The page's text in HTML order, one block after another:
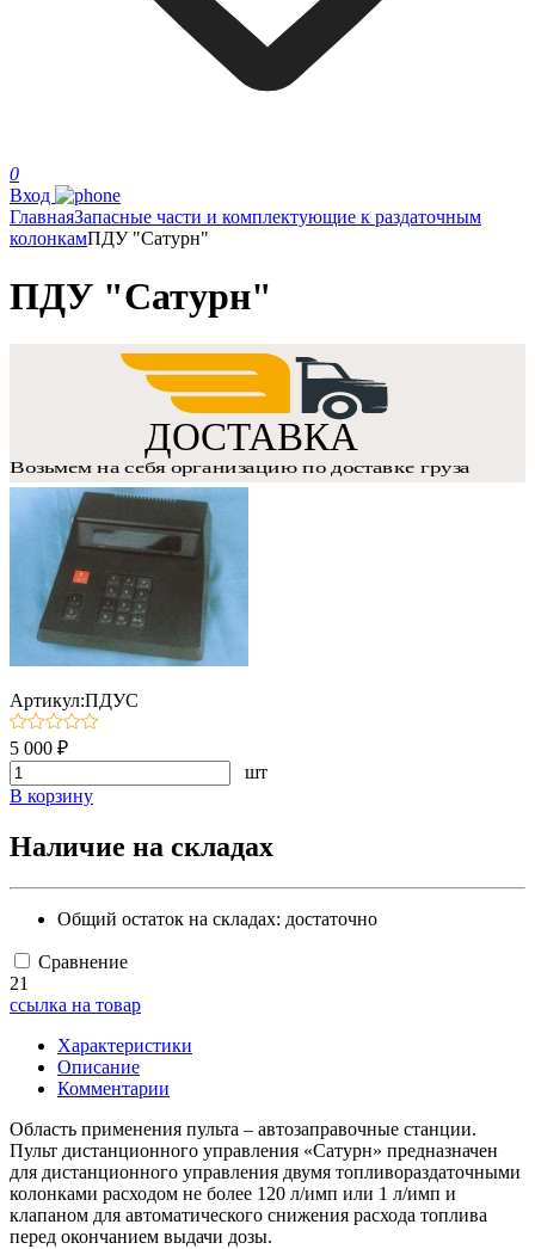
0
Вход
ГлавнаяЗапасные части и комплектующие к раздаточным
колонкамПДУ "Сатурн"
ПДУ "Сатурн"
Артикул:ПДУС
5 000 ₽
шт
В корзину
Наличие на складах
Общий остаток на складах: достаточно
Сравнение
21
ссылка на товар
Характеристики
Описание
Комментарии
Область применения пульта – автозаправочные станции.
Пульт дистанционного управления «Сатурн» предназначен
для дистанционного управления двумя топливораздаточными
колонками расходом не более 120 л/имп или 1 л/имп и
клапаном для автоматического снижения расхода топлива
перед окончанием выдачи дозы.